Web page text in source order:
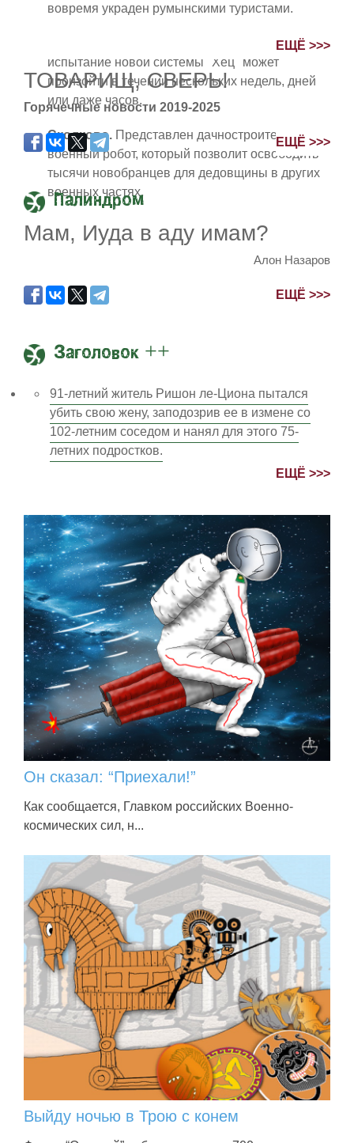
вовремя украден румынскими туристами.
Минобороны предупредило, что
испытание новой системы "Хец" может
произойти в течении нескольких недель, дней
или даже часов.
Сколково. Представлен дачностроительный
военный робот, который позволит освободить
тысячи новобранцев для дедовщины в других
военных частях.
ЕЩЁ >>>
ТОВАРИЩ, СВЕРЬ!
Горячечные новости 2019-2025
ЕЩЁ >>>
Палиндром
Мам, Иуда в аду имам?
Алон Назаров
ЕЩЁ >>>
Заголовок ++
91-летний житель Ришон ле-Циона пытался
убить свою жену, заподозрив ее в измене со
102-летним соседом и нанял для этого 75-
летних подростков.
ЕЩЁ >>>
Он сказал: “Приехали!”
Как сообщается, Главком российских Военно-
космических сил, н...
Выйду ночью в Трою с конем